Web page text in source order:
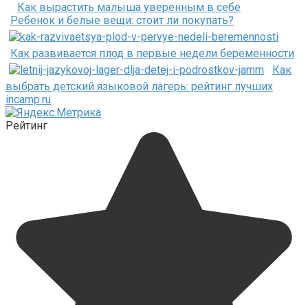
Как вырастить малыша уверенным в себе
Ребенок и белые вещи: стоит ли покупать?
Как развивается плод в первые недели беременности
Как
выбрать детский языковой лагерь: рейтинг лучших
incamp.ru
Рейтинг